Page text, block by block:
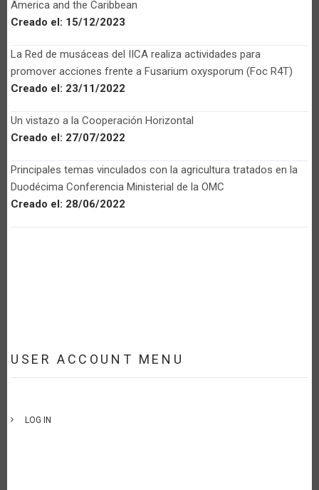
America and the Caribbean
Creado el: 15/12/2023
La Red de musáceas del IICA realiza actividades para
promover acciones frente a Fusarium oxysporum (Foc R4T)
Creado el: 23/11/2022
Un vistazo a la Cooperación Horizontal
Creado el: 27/07/2022
Principales temas vinculados con la agricultura tratados en la
Duodécima Conferencia Ministerial de la OMC
Creado el: 28/06/2022
USER ACCOUNT MENU
LOG IN